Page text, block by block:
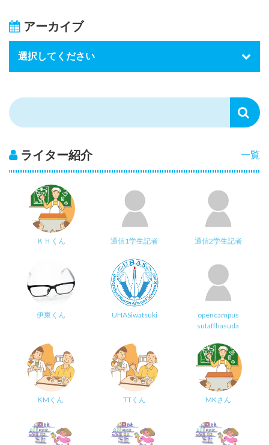
アーカイブ
一覧
ライター紹介
ＫＨくん 通信1学生記者 通信2学生記者
伊東くん UHASiwatsuki
opencampus
sutaffhasuda
KMくん TTくん MKさん